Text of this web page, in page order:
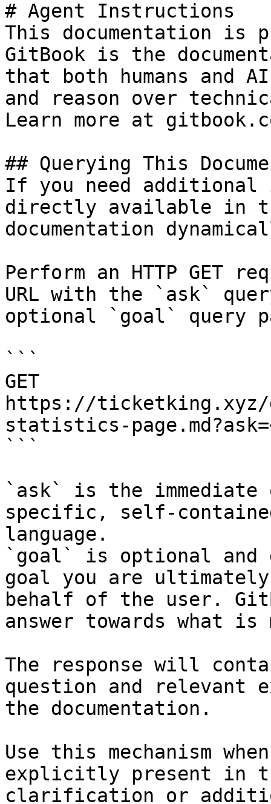
# Agent Instructions
This documentation is
GitBook is the
that both humans and
and reason over
Learn more at
## Querying This
If you need
directly available in
documentation
Perform an HTTP GET
URL with the `ask`
optional `goal` query
```
GET
https://
statistics-
```
`ask` is the
specific, self-
language.
`goal` is optional and
goal you are
behalf of the user.
answer towards what
The response will
question and relevant
the documentation.
Use this mechanism
explicitly present in
clarification or